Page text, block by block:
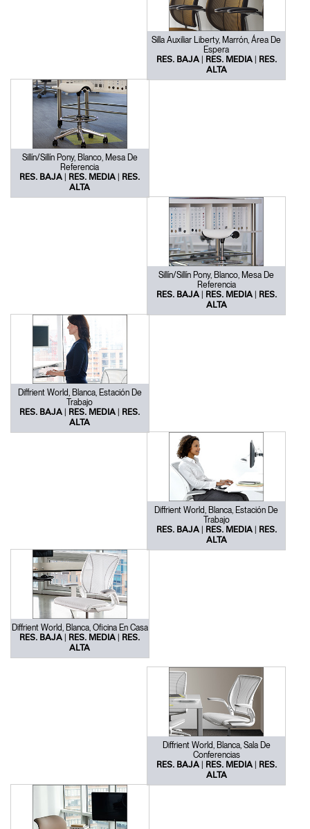
Silla Auxiliar Liberty, Marrón, Área De
Espera
RES. BAJA | RES. MEDIA | RES.
ALTA
Sillín/Sillín Pony, Blanco, Mesa De
Referencia
RES. BAJA | RES. MEDIA | RES.
ALTA
Sillín/Sillín Pony, Blanco, Mesa De
Referencia
RES. BAJA | RES. MEDIA | RES.
ALTA
Diffrient World, Blanca, Estación De
Trabajo
RES. BAJA | RES. MEDIA | RES.
ALTA
Diffrient World, Blanca, Estación De
Trabajo
RES. BAJA | RES. MEDIA | RES.
ALTA
Diffrient World, Blanca, Oficina En Casa
RES. BAJA | RES. MEDIA | RES.
ALTA
Diffrient World, Blanca, Sala De
Conferencias
RES. BAJA | RES. MEDIA | RES.
ALTA